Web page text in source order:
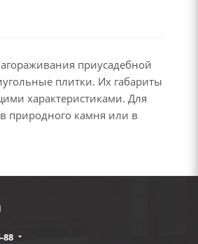
приусадебной
плитки. Их габариты
характеристиками. Для
природного камня или в
88